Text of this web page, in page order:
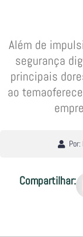
Além de
segurança
principais
ao
Por:
Compartilhar: